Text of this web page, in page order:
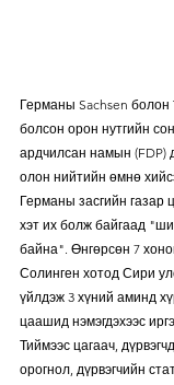
Германы Sachsen
болсон орон нутгийн
ардчилсан намын (FDP)
олон нийтийн өмнө
Германы засгийн газар
хэт их болж байгаад
байна". Өнгөрсөн 7
Солинген хотод Сири
үйлдэж 3 хүний аминд
цаашид нэмэгдэхээс
Тиймээс цагаач,
орогнол, дүрвэгчийн